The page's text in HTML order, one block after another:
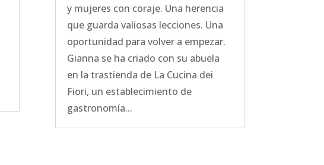
y mujeres con coraje. Una herencia
que guarda valiosas lecciones. Una
oportunidad para volver a empezar.
Gianna se ha criado con su abuela
en la trastienda de La Cucina dei
Fiori, un establecimiento de
gastronomía...